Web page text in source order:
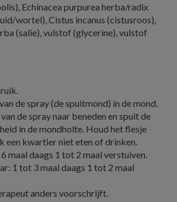
Echinacea purpurea herba/radix
wortel), Cistus incanus (cistusroos),
(salie), vulstof (glycerine), vulstof
de spray (de spuitmond) in de mond.
de spray naar beneden en spuit de
in de mondholte. Houd het flesje
een kwartier niet eten of drinken.
maal daags 1 tot 2 maal verstuiven.
1 tot 3 maal daags 1 tot 2 maal
anders voorschrijft.